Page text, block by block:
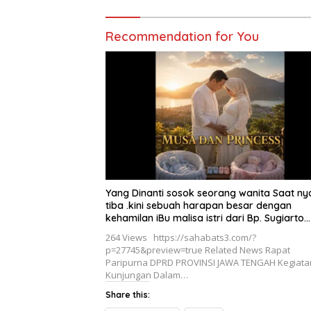
Recommendation for You
Yang Dinanti sosok seorang wanita Saat
tiba .kini sebuah harapan besar dengan
kehamilan iBu malisa istri dari Bp. Sugiarto
berjudul Musa & Princes.
264 Views https://sahabats3.com/?
p=27745&preview=true Related News Rapat
Paripurna DPRD PROVINSI JAWA TENGAH
Kunjungan Dalam…
Share this: